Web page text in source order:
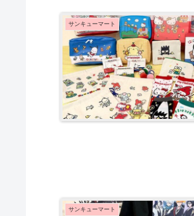
サンキューマート
サンキューマート